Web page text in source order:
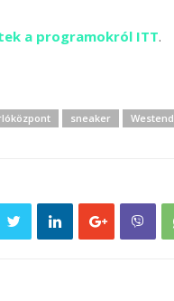
a programokról ITT.
sneaker Westend